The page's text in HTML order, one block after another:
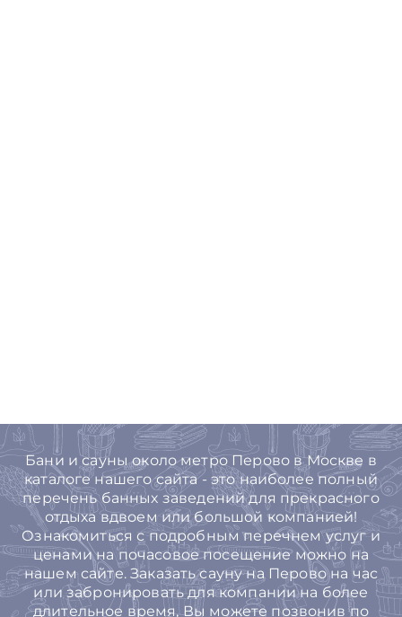
Бани и сауны около метро Перово в Москве в
каталоге нашего сайта - это наиболее полный
перечень банных заведений для прекрасного
отдыха вдвоем или большой компанией!
Ознакомиться с подробным перечнем услуг и
ценами на почасовое посещение можно на
нашем сайте. Заказать сауну на Перово на час
или забронировать для компании на более
длительное время, Вы можете позвонив по